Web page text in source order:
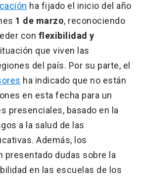
ha fijado el inicio del año
1 de marzo, reconociendo
con flexibilidad y
que viven las
del país. Por su parte, el
ha indicado que no están
en esta fecha para un
presenciales, basado en la
a la salud de las
Además, los
presentado dudas sobre la
en las escuelas de los